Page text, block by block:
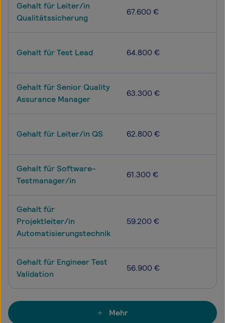
Gehalt für Leiter/in
Qualitätssicherung
67.600 €
Gehalt für Test Lead 64.800 €
Gehalt für Senior Quality
Assurance Manager
63.300 €
Gehalt für Leiter/in QS 62.800 €
Gehalt für Software-
Testmanager/in
61.300 €
Gehalt für
Projektleiter/in
Automatisierungstechnik
59.200 €
Gehalt für Engineer Test
Validation
56.900 €
Mehr